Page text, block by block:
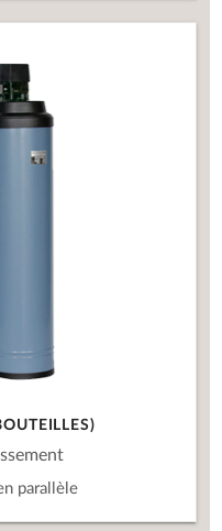
parallèle